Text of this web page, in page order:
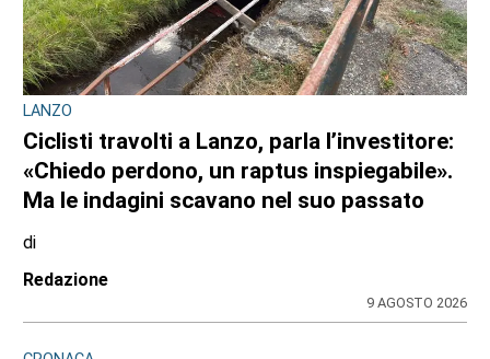
CONSIGLIO REGIONALE
Ambiente e conti pubblici al centro
dell’attività questa settimana in Consiglio
regionale
di
Redazione CRP